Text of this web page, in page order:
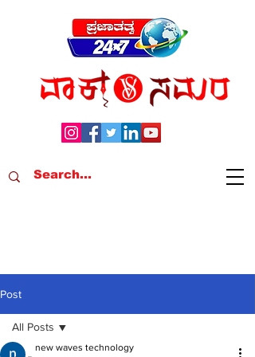
Post
All Posts
new waves technology